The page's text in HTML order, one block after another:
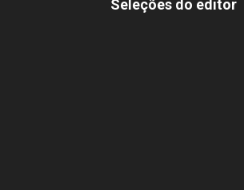
Seleções do editor